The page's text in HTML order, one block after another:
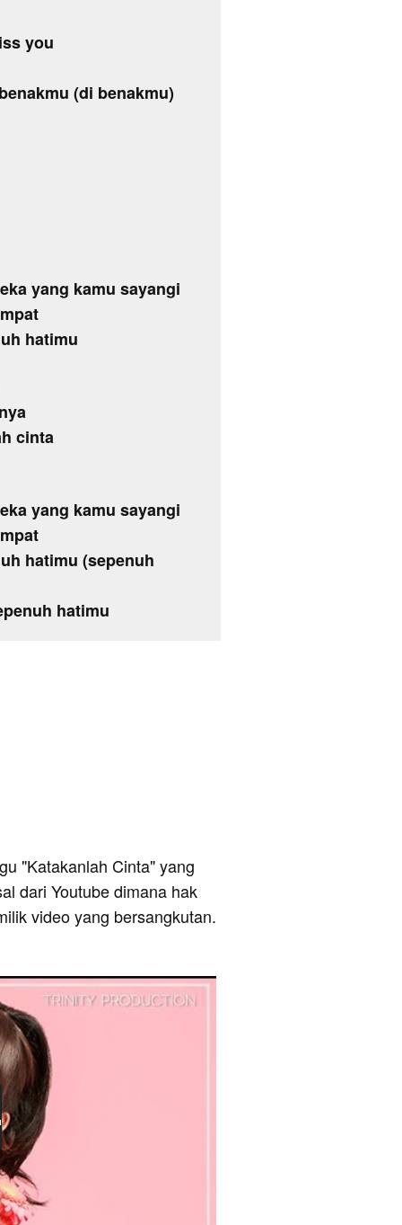
you
(di benakmu)
yang kamu sayangi
hatimu
cinta
yang kamu sayangi
hatimu (sepenuh
hatimu
"Katakanlah Cinta" yang
dari Youtube dimana hak
video yang bersangkutan.